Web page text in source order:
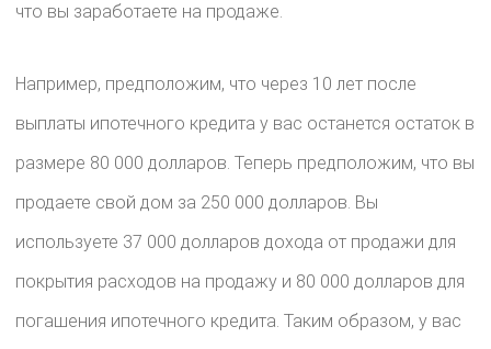
что вы заработаете на продаже.
Например, предположим, что через 10 лет после
выплаты ипотечного кредита у вас останется остаток в
размере 80 000 долларов. Теперь предположим, что вы
продаете свой дом за 250 000 долларов. Вы
используете 37 000 долларов дохода от продажи для
покрытия расходов на продажу и 80 000 долларов для
погашения ипотечного кредита. Таким образом, у вас